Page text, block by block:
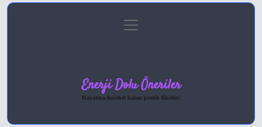
Gizlilik Politikası
menüyü
aç
Enerji Dolu Öneriler
Hayatına hareket katan pratik fikirler!